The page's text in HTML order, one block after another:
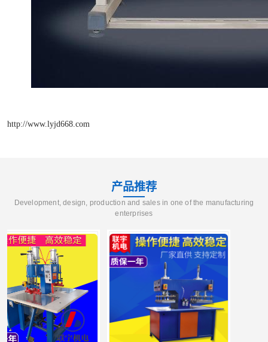
http://www.lyjd668.com
产品推荐
Development, design, production and sales in one of the manufacturing
enterprises